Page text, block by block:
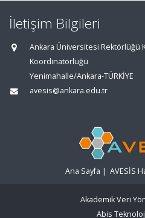
İletişim Bilgileri
Ankara Üniversitesi Rektörlüğü
Koordinatörlüğü
Yenimahalle/Ankara-TÜRKİYE
avesis@ankara.edu.tr
Ana Sayfa | AVESİS
Akademik Veri
Abis